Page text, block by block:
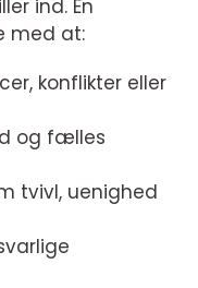
ind. En
med at:
konflikter eller
og fælles
tvivl, uenighed